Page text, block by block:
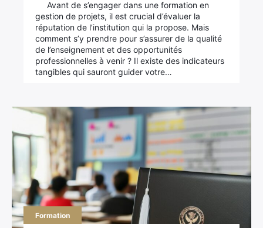
Avant de s’engager dans une formation en
gestion de projets, il est crucial d’évaluer la
réputation de l’institution qui la propose. Mais
comment s’y prendre pour s’assurer de la qualité
de l’enseignement et des opportunités
professionnelles à venir ? Il existe des indicateurs
tangibles qui sauront guider votre…
Formation